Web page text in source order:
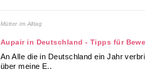
Mütter im Alltag
Aupair in Deutschland - Tipps für
An Alle die in Deutschland ein Jahr
über meine E..